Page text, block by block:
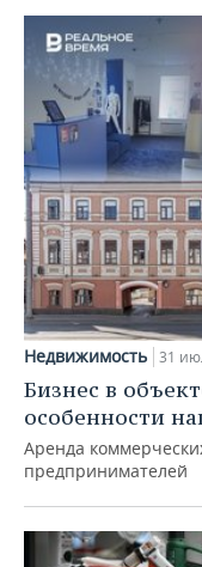
Недвижимость 31
Бизнес в
особенности
Аренда
предпринимателей